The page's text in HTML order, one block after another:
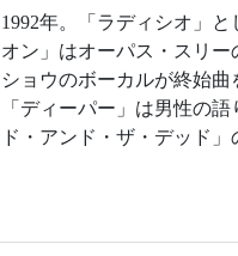
1992年。「ラディシオ」
オン」はオーパス・スリ
ショウのボーカルが終始
「ディーパー」は男性の
ド・アンド・ザ・デッド